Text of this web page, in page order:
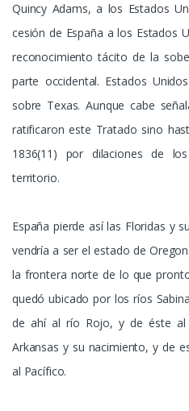
Quincy Adams, a los Estados
cesión de España a los Estados
reconocimiento tácito de la
parte occidental. Estados
sobre Texas. Aunque cabe
ratificaron este Tratado sino
1836(11) por dilaciones de
territorio.
España pierde así las Floridas y
vendría a ser el estado de
la frontera norte de lo que
quedó ubicado por los ríos
de ahí al río Rojo, y de éste al
Arkansas y su nacimiento, y de
al Pacífico.